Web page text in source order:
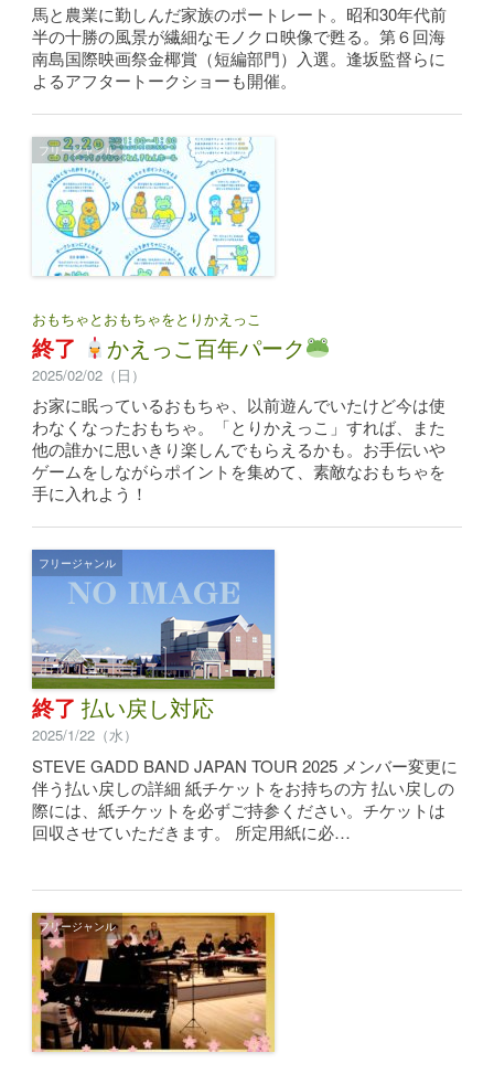
馬と農業に勤しんだ家族のポートレート。昭和30年代前
半の十勝の風景が繊細なモノクロ映像で甦る。第６回海
南島国際映画祭金椰賞（短編部門）入選。逢坂監督らに
よるアフタートークショーも開催。
フリージャンル
おもちゃとおもちゃをとりかえっこ
終了 かえっこ百年パーク
2025/02/02（日）
お家に眠っているおもちゃ、以前遊んでいたけど今は使
わなくなったおもちゃ。「とりかえっこ」すれば、また
他の誰かに思いきり楽しんでもらえるかも。お手伝いや
ゲームをしながらポイントを集めて、素敵なおもちゃを
手に入れよう！
フリージャンル
終了払い戻し対応
2025/1/22（水）
STEVE GADD BAND JAPAN TOUR 2025 メンバー変更に
伴う払い戻しの詳細 紙チケットをお持ちの方 払い戻しの
際には、紙チケットを必ずご持参ください。チケットは
回収させていただきます。 所定用紙に必…
フリージャンル